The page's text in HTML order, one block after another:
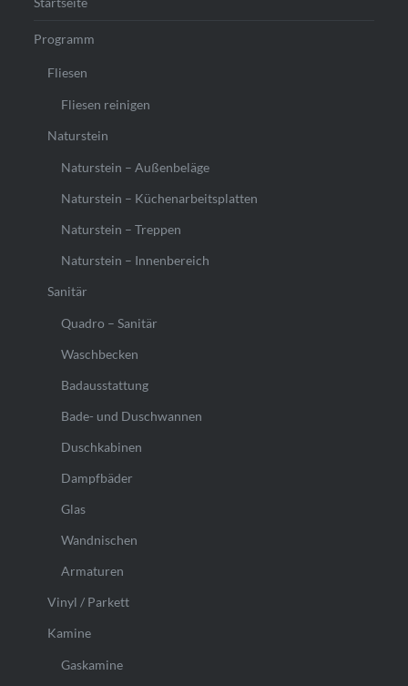
Programm
Fliesen
Fliesen reinigen
Naturstein
Naturstein – Außenbeläge
Naturstein – Küchenarbeitsplatten
Naturstein – Treppen
Naturstein – Innenbereich
Sanitär
Quadro – Sanitär
Waschbecken
Badausstattung
Bade- und Duschwannen
Duschkabinen
Dampfbäder
Glas
Wandnischen
Armaturen
Vinyl / Parkett
Kamine
Gaskamine